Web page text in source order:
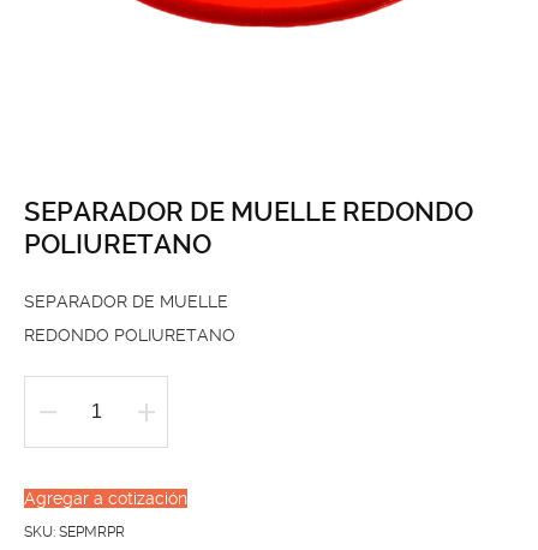
SEPARADOR DE MUELLE REDONDO
POLIURETANO
SEPARADOR DE MUELLE
REDONDO POLIURETANO
SEPARADOR
MUELLE
REDONDO
Agregar a cotización
SKU: SEPMRPR